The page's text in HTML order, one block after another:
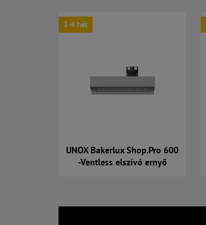
3-4 hét
UNOX Bakerlux Shop.Pro 600
-Ventless elszívó ernyő
Kosárba